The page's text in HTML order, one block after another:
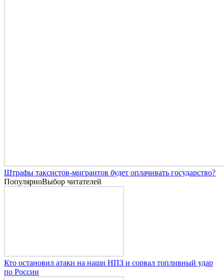
Штрафы таксистов-мигрантов будет оплачивать государство?
ПопулярноВыбор читателей
Кто остановил атаки на наши НПЗ и сорвал топливный удар
по России